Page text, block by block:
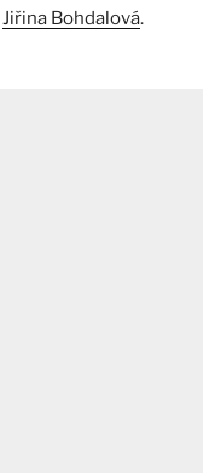
Jiřina Bohdalová.